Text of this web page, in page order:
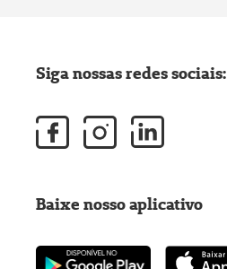
Siga nossas redes sociais:
Baixe nosso aplicativo